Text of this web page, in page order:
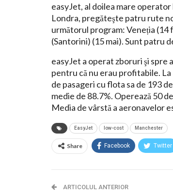
easyJet, al doilea mare
Londra, pregăteşte patru rute
următorul program: Veneția (14
(Santorini) (15 mai). Sunt patru
easyJet a operat zboruri şi
pentru că nu erau profitabile.
de pasageri cu flota sa de 193
medie de 88.7%. Operează 50
Media de vârstă a aeronavelor
EasyJet low-cost Manchester
Share Facebook Twitter
ARTICOLUL ANTERIOR